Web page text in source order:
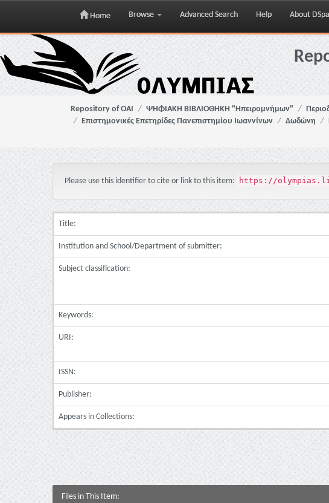
Skip
navigation
Home Browse Advanced Search Help About
Repository of OAI ΨΗΦΙΑΚΗ ΒΙΒΛΙΟΘΗΚΗ "Ηπειρομνήμων"
Επιστημονικές Επετηρίδες Πανεπιστημίου Ιωαννίνων
Δωδώνη
Please use this identifier to cite or link to this item: https://
Title:
Institution and School/Department of submitter:
Subject classification:
Keywords:
URI:
ISSN:
Publisher:
Appears in Collections:
Files in This Item: